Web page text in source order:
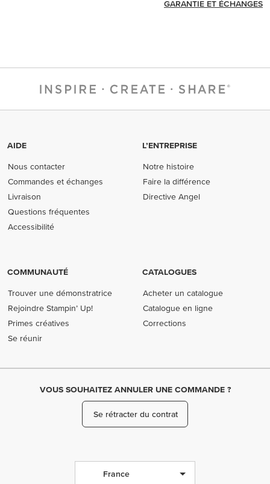
GARANTIE ET ÉCHANGES
AIDE
Nous contacter
Commandes et échanges
Livraison
Questions fréquentes
Accessibilité
L’ENTREPRISE
Notre histoire
Faire la différence
Directive Angel
COMMUNAUTÉ
Trouver une démonstratrice
Rejoindre Stampin’ Up!
Primes créatives
Se réunir
CATALOGUES
Acheter un catalogue
Catalogue en ligne
Corrections
VOUS SOUHAITEZ ANNULER UNE COMMANDE ?
Se rétracter du contrat
France